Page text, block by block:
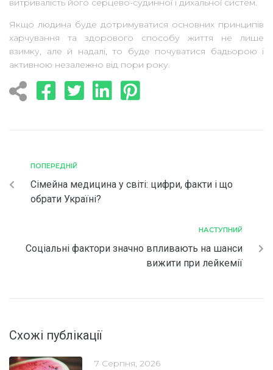
витривалість його серцево-судинної і дихальної систем.
Якщо людина буде дотримуватися основних принципів
харчування та здорового способу життя не лише
взимку, але й надалі, то буде почуватися бадьорою і
активною незалежно від пори року.
ПОПЕРЕДНІЙ
Сімейна медицина у світі: цифри, факти і що
обрати Україні?
НАСТУПНИЙ
Соціальні фактори значно впливають на шанси
вижити при лейкемії
Схожі публікації
7 Серпня, 2026